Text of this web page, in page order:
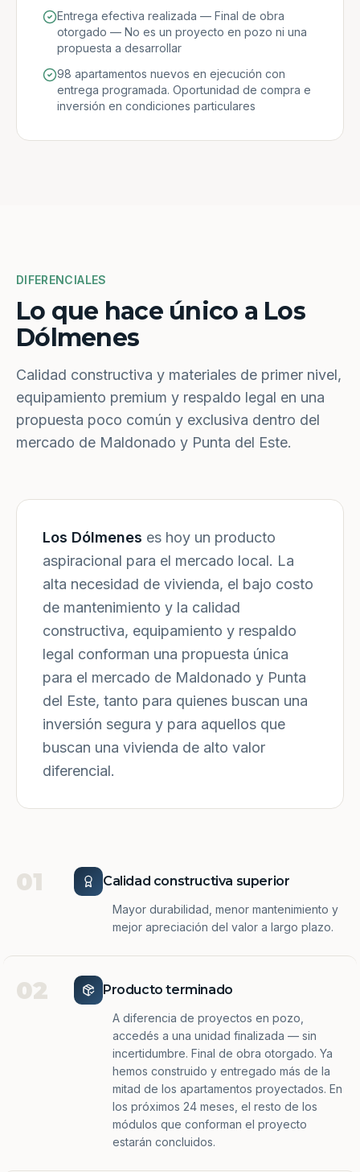
Entrega efectiva realizada — Final de obra
otorgado — No es un proyecto en pozo ni una
propuesta a desarrollar
98 apartamentos nuevos en ejecución con
entrega programada. Oportunidad de compra e
inversión en condiciones particulares
DIFERENCIALES
Lo que hace único a Los
Dólmenes
Calidad constructiva y materiales de primer nivel,
equipamiento premium y respaldo legal en una
propuesta poco común y exclusiva dentro del
mercado de Maldonado y Punta del Este.
Los Dólmenes es hoy un producto
aspiracional para el mercado local. La
alta necesidad de vivienda, el bajo costo
de mantenimiento y la calidad
constructiva, equipamiento y respaldo
legal conforman una propuesta única
para el mercado de Maldonado y Punta
del Este, tanto para quienes buscan una
inversión segura y para aquellos que
buscan una vivienda de alto valor
diferencial.
01 Calidad constructiva superior
Mayor durabilidad, menor mantenimiento y
mejor apreciación del valor a largo plazo.
02 Producto terminado
A diferencia de proyectos en pozo,
accedés a una unidad finalizada — sin
incertidumbre. Final de obra otorgado. Ya
hemos construido y entregado más de la
mitad de los apartamentos proyectados. En
los próximos 24 meses, el resto de los
módulos que conforman el proyecto
estarán concluidos.